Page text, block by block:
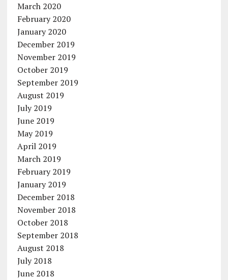
March 2020
February 2020
January 2020
December 2019
November 2019
October 2019
September 2019
August 2019
July 2019
June 2019
May 2019
April 2019
March 2019
February 2019
January 2019
December 2018
November 2018
October 2018
September 2018
August 2018
July 2018
June 2018